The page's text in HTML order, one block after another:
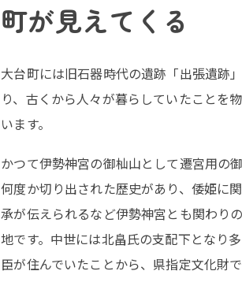
町が見えてくる
大台町には旧石器時代の遺跡「出張遺跡
り、古くから人々が暮らしていたことを
います。
かつて伊勢神宮の御杣山として遷宮用の
何度か切り出された歴史があり、倭姫に
承が伝えられるなど伊勢神宮とも関わり
地です。中世には北畠氏の支配下となり
臣が住んでいたことから、県指定文化財